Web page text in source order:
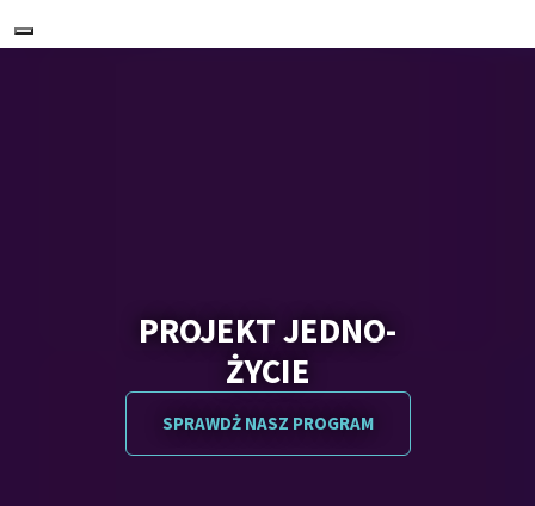
Nawigacja
PROJEKT JEDNO-
ŻYCIE
SPRAWDŻ NASZ PROGRAM